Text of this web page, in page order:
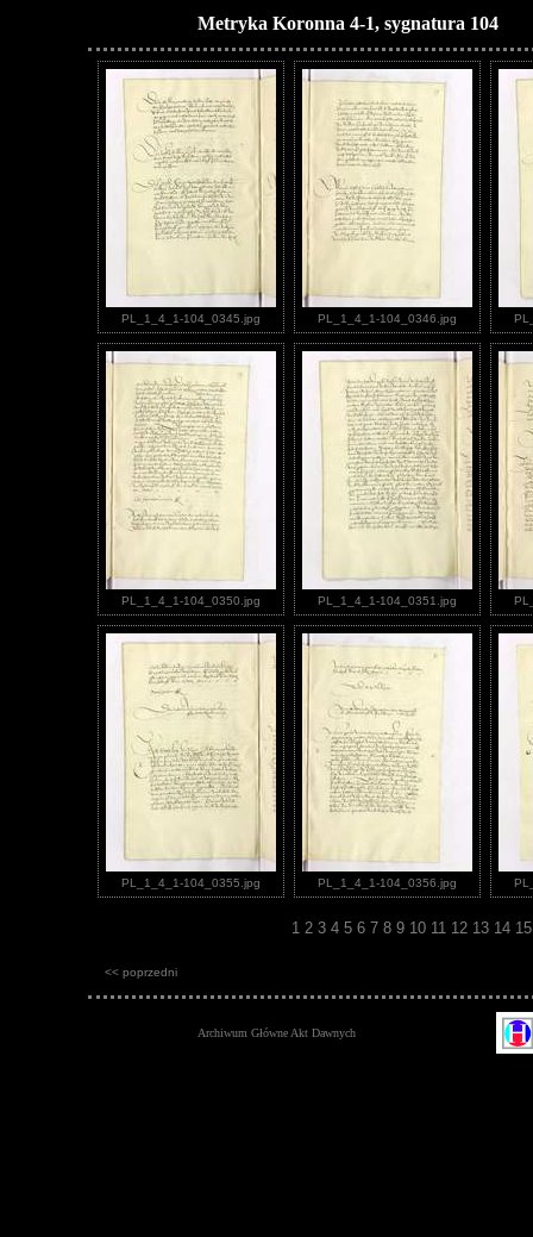
Metryka Koronna 4-1, sygnatura 104
PL_1_4_1-104_0345.jpg PL_1_4_1-104_0346.jpg
PL_1_4_1-104_0350.jpg PL_1_4_1-104_0351.jpg
PL_1_4_1-104_0355.jpg PL_1_4_1-104_0356.jpg
1 2 3 4 5 6 7 8 9 10 11 12 13 14
<< poprzedni
Archiwum Główne Akt Dawnych